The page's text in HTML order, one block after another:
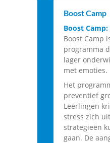
Boost Camp
Boost
Boost Camp
programma
lager
met emoties.
Het
preventief
Leerlingen
stress zich
strategieën
gaan. De